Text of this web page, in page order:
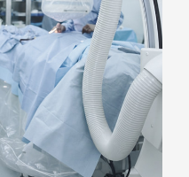
2.1 mm
2.2 mm
2.2 mm
2.1 mm
3.1 mm
m2
m2
m2
m2
LH3
LH1
72
81W32
色
enhanced
enhanced